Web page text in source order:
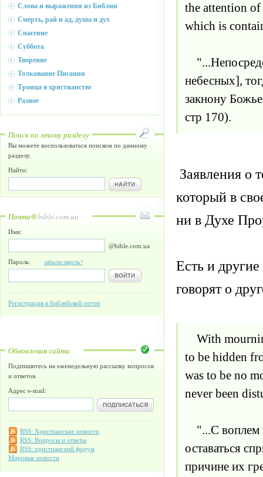
Слова и выражения из Библии
Смерть, рай и ад, душа и дух
Спасение
Суббота
Творение
Толкование Писания
Троица в христианстве
Разное
Поиск по этому разделу
Вы можете воспользоваться поиском по данному
разделу.
Найти:
Почта@bible.com.ua
Имя:
@bible.com.ua
Пароль: забыли пароль?
Регистрация в библейской почте
Обновления сайта
Подпишитесь на еженедельную рассылку вопросов
и ответов.
Адрес e-mail:
RSS: Христианские новости
RSS: Вопросы и ответы
RSS: христианский форум
Мировые новости
the attention
which is
небесных],
закнону
стр 170).
Заявления о
который в
ни в Духе
Есть и
говорят о
With
to be hidden
was to be no
never been
"...С воплем
оставаться
причине их